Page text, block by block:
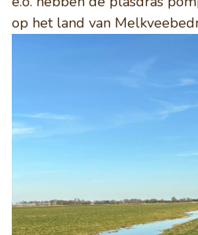
op het land van